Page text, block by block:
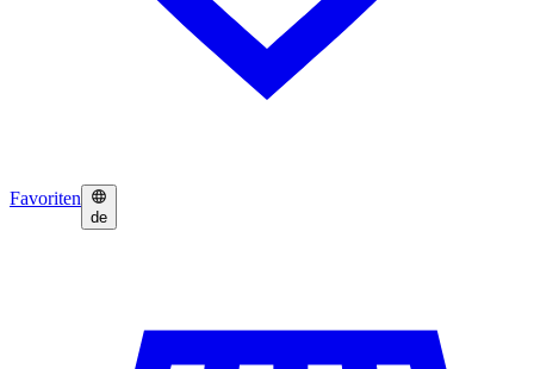
Favoriten
de